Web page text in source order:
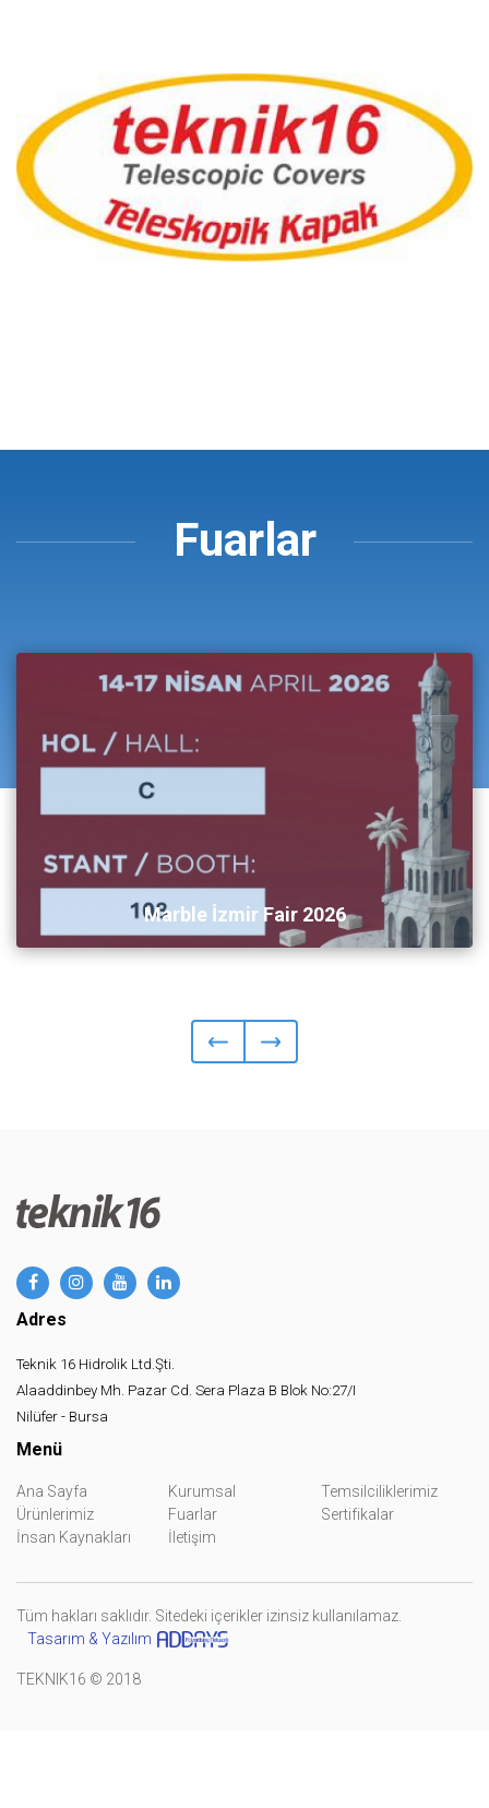
Fuarlar
Marble İzmir Fair 2026
Adres
Teknik 16 Hidrolik Ltd.Şti.
Alaaddinbey Mh. Pazar Cd. Sera Plaza B Blok No:27/I
Nilüfer - Bursa
Menü
Ana Sayfa Kurumsal
Temsilciliklerimiz
Ürünlerimiz
Fuarlar
Sertifikalar
İnsan Kaynakları
İletişim
Tüm hakları saklıdır. Sitedeki içerikler izinsiz kullanılamaz.
Tasarım & Yazılım
TEKNIK16 © 2018